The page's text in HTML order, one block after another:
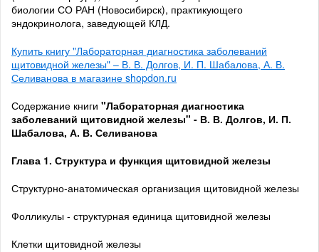
биологии СО РАН (Новосибирск), практикующего
эндокринолога, заведующей КЛД.
Купить книгу "Лабораторная диагностика заболеваний
щитовидной железы" – В. В. Долгов, И. П. Шабалова, А. В.
Селиванова в магазине shopdon.ru
Содержание книги "Лабораторная диагностика
заболеваний щитовидной железы" - В. В. Долгов, И. П.
Шабалова, А. В. Селиванова
Глава 1. Структура и функция щитовидной железы
Структурно-анатомическая организация щитовидной железы
Фолликулы - структурная единица щитовидной железы
Клетки щитовидной железы